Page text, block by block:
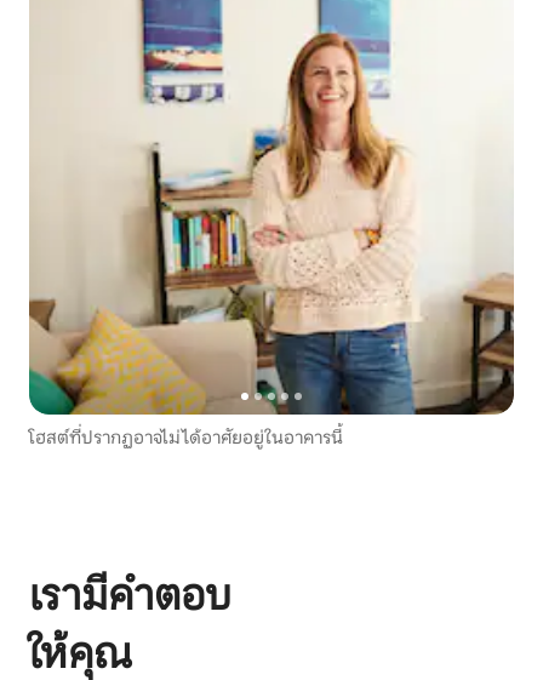
โฮสต์ที่ปรากฏอาจไม่ได้อาศัยอยู่ในอาคารนี้
เรามีคำตอบ
ให้คุณ